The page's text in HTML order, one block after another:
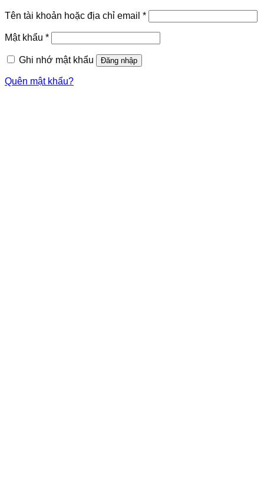
Tên tài khoản hoặc địa chỉ email *Bắt
buộc
Mật khẩu *Bắt
buộc
Ghi nhớ mật khẩu
Đăng nhập
Quên mật khẩu?